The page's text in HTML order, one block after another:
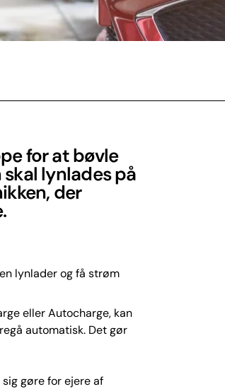
for at bøvle
lynlades på
der
lynlader og få strøm
eller Autocharge, kan
automatisk. Det gør
gøre for ejere af